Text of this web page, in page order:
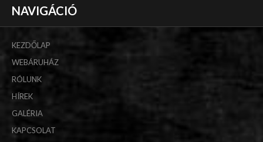
NAVIGÁCIÓ
KEZDŐLAP
WEBÁRUHÁZ
RÓLUNK
HÍREK
GALÉRIA
KAPCSOLAT